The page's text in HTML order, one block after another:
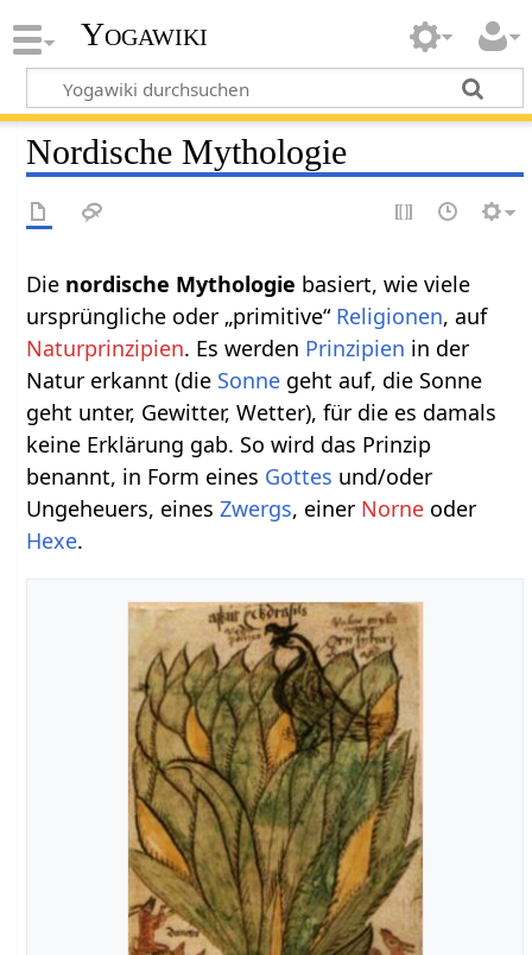
Yogawiki
Nordische Mythologie
Die nordische Mythologie basiert, wie viele
ursprüngliche oder „primitive“ Religionen, auf
Naturprinzipien. Es werden Prinzipien in der
Natur erkannt (die Sonne geht auf, die Sonne
geht unter, Gewitter, Wetter), für die es damals
keine Erklärung gab. So wird das Prinzip
benannt, in Form eines Gottes und/oder
Ungeheuers, einesZwergs, einer Norne oder
Hexe.